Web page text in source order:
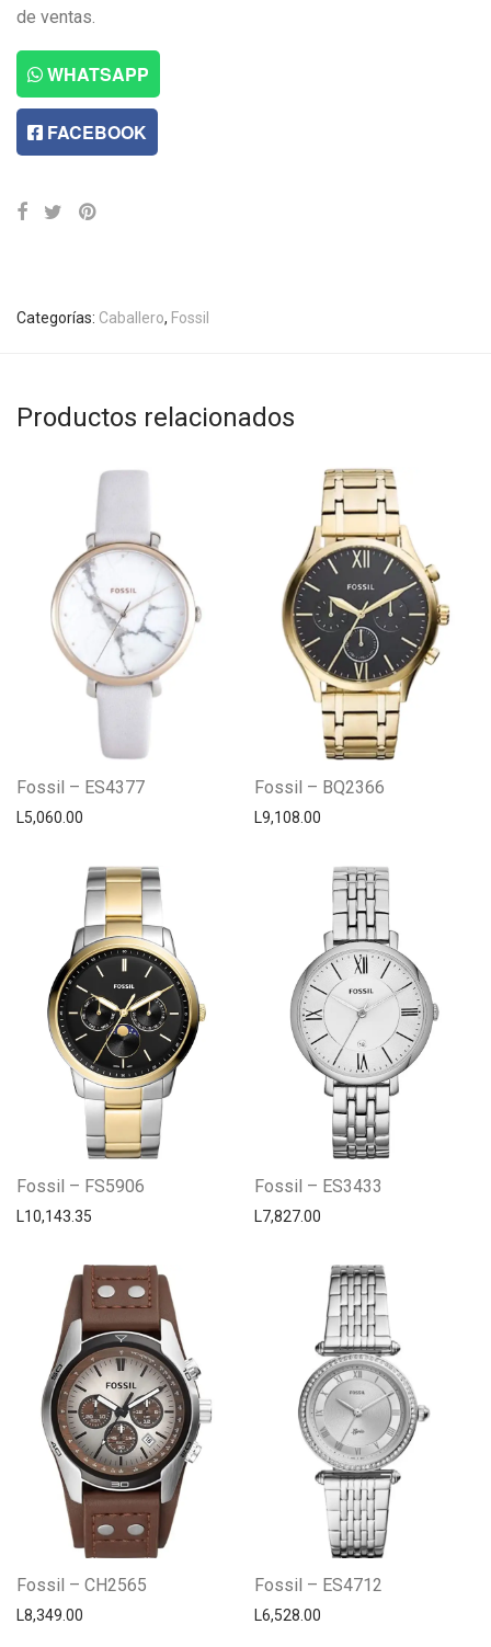
de ventas.
WHATSAPP
FACEBOOK
Categorías: Caballero, Fossil
Productos relacionados
Fossil – ES4377
L5,060.00
Fossil – BQ2366
L9,108.00
Fossil – FS5906
L10,143.35
Fossil – ES3433
L7,827.00
Fossil – CH2565
L8,349.00
Fossil – ES4712
L6,528.00